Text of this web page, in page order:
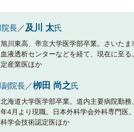
院長／及川 太氏
旭川東高、帝京大学医学部卒業。さいた
血液透析センターなどを経て、現在に至
定産業医ほか
副院長／栁田 尚之氏
北海道大学医学部卒業。道内主要病院勤
年4月より現職。日本外科学会外科専門医
科学会技術認定医ほか